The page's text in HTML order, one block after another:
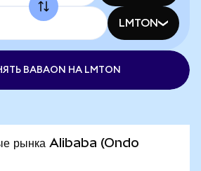
LMTON
BABAON НА LMTON
рынка Alibaba (Ondo